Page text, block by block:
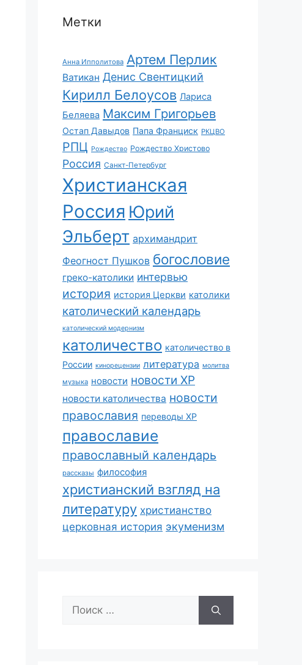
Метки
Анна Ипполитова Артем Перлик
Ватикан Денис Свентицкий
Кирилл Белоусов Лариса
Беляева Максим Григорьев
Остап Давыдов Папа Франциск РКЦВО
РПЦ Рождество Рождество Христово
Россия Санкт-Петербург
Христианская
Россия Юрий
Эльберт архимандрит
Феогност Пушков богословие
греко-католики интервью
история история Церкви католики
католический календарь
католический модернизм
католичество католичество в
России кинорецензии литература молитва
музыка новости новости ХР
новости католичества новости
православия переводы ХР
православие
православный календарь
рассказы философия
христианский взгляд на
литературу христианство
церковная история экуменизм
Поиск: